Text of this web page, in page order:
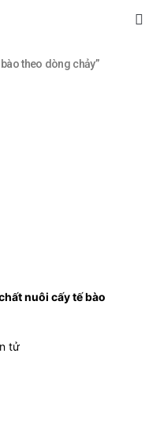
theo dòng chảy”
nuôi cấy tế bào
tử